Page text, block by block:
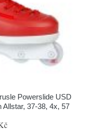
Powerslide USD
37-38, 4x, 57